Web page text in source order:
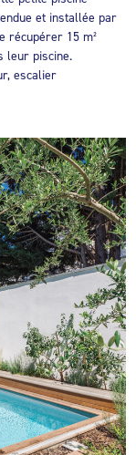
et installée par
récupérer 15 m²
leur piscine.
escalier